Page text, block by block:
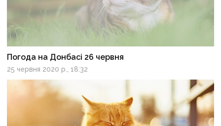
Погода на Донбасі 26 червня
25 червня 2020 р., 18:32